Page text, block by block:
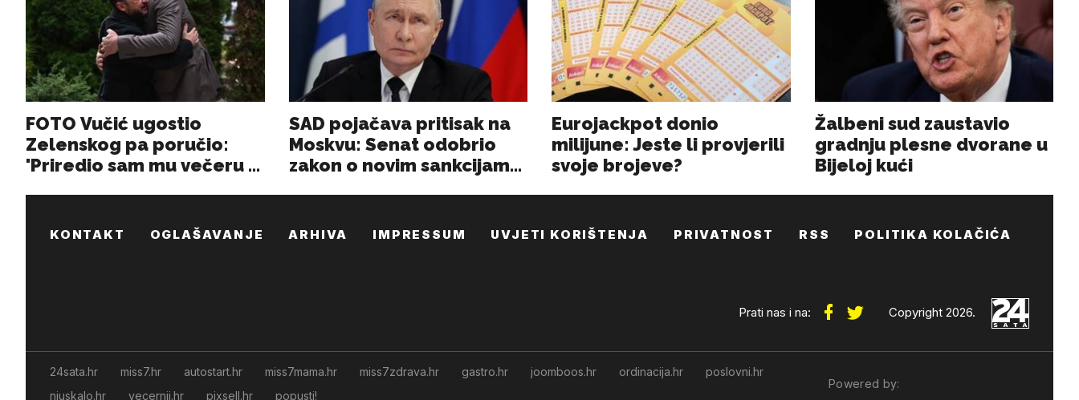
KONTAKT OGLAŠAVANJE ARHIVA IMPRESSUM UVJETI KORIŠTENJA PRIVATNOST RSS POLITIKA KOLAČIĆA
Prati nas i na: Copyright 2026.
24sata.hr miss7.hr autostart.hr miss7mama.hr miss7zdrava.hr gastro.hr joomboos.hr ordinacija.hr
poslovni.hr
njuskalo.hr
vecernji.hr pixsell.hr popusti!
Powered by: